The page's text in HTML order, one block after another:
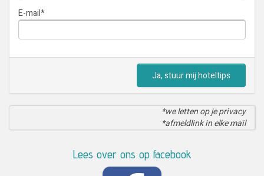
E-mail*
Ja, stuur mij hoteltips
*we letten op je privacy
*afmeldlink in elke mail
Lees over ons op facebook